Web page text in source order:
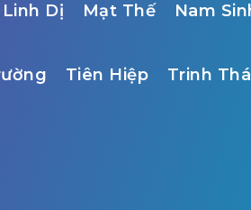
Linh Dị Mạt Thế Nam
Tiên Hiệp Trinh